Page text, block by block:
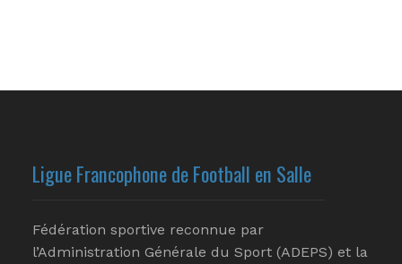
Ligue Francophone de Football en Salle
Fédération sportive reconnue par
l’Administration Générale du Sport (ADEPS) et la